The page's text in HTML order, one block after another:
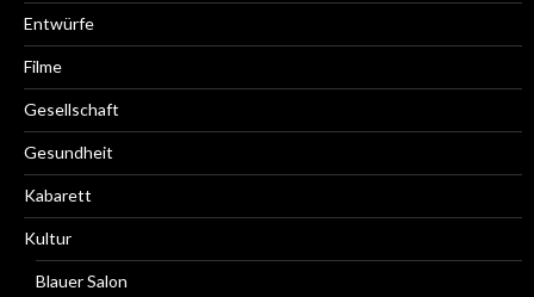
Entwürfe
Filme
Gesellschaft
Gesundheit
Kabarett
Kultur
Blauer Salon